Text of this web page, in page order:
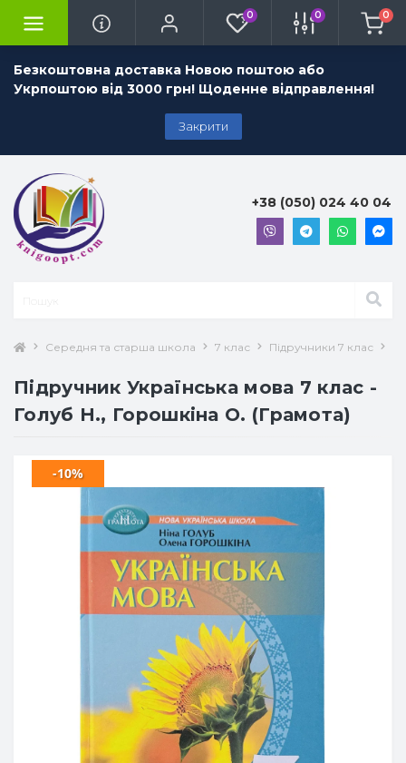
Безкоштовна доставка Новою поштою або
Укрпоштою від 3000 грн! Щоденне відправлення!
Закрити
0 0 0
+38 (050) 024 40 04
Середня та старша школа 7 клас Підручники 7 клас
Підручник Українська мова 7 клас -
Голуб Н., Горошкіна О. (Грамота)
-10%